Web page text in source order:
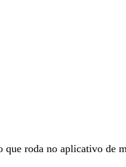
roda no aplicativo de